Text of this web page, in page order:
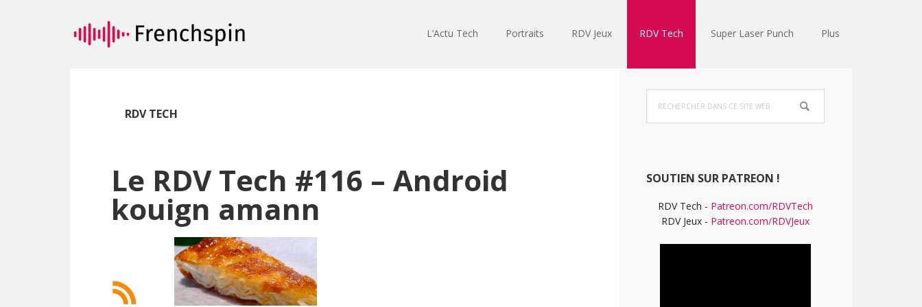
au
contenu
la
L’Actu Tech Portraits RDV Jeux RDV Tech Super Laser Punch Plus
RDV TECH
Le RDV Tech #116 – Android
kouign amann
Barre
latérale
dans
ce
SOUTIEN SUR PATREON !
RDV Tech - Patreon.com/RDVTech
RDV Jeux - Patreon.com/RDVJeux